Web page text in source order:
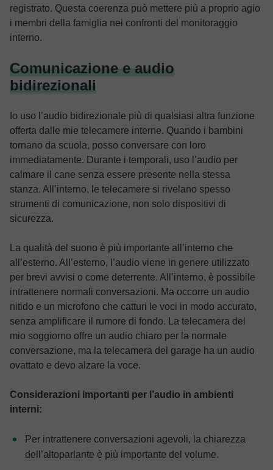
registrato. Questa coerenza può mettere più a proprio agio
i membri della famiglia nei confronti del monitoraggio
interno.
Comunicazione e audio
bidirezionali
Io uso l’audio bidirezionale più di qualsiasi altra funzione
offerta dalle mie telecamere interne. Quando i bambini
tornano da scuola, posso conversare con loro
immediatamente. Durante i temporali, uso l’audio per
calmare il cane senza essere presente nella stessa
stanza. All’interno, le telecamere si rivelano spesso
strumenti di comunicazione, non solo dispositivi di
sicurezza.
La qualità del suono è più importante all’interno che
all’esterno. All’esterno, l’audio viene in genere utilizzato
per brevi avvisi o come deterrente. All’interno, è possibile
intrattenere normali conversazioni. Ma occorre un audio
nitido e un microfono che catturi le voci in modo accurato,
senza amplificare il rumore di fondo. La telecamera del
mio soggiorno offre un audio chiaro per la normale
conversazione, ma la telecamera del garage ha un audio
ovattato e devo alzare la voce.
Considerazioni importanti per l’audio in ambienti
interni:
Per intrattenere conversazioni agevoli, la chiarezza
dell’altoparlante è più importante del volume.